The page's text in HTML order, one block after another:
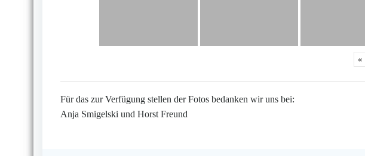
«
Für das zur Verfügung stellen der Fotos bedanken wir uns bei:
Anja Smigelski und Horst Freund